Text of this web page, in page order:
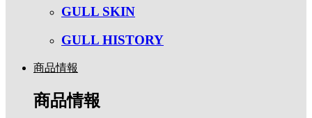
GULL SKIN
GULL HISTORY
商品情報
商品情報